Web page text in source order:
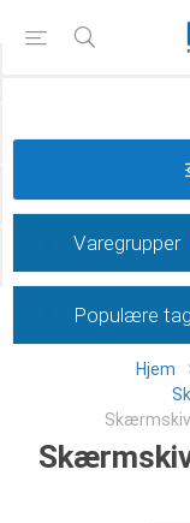
Hjem
Category
Varegrupper
Populære